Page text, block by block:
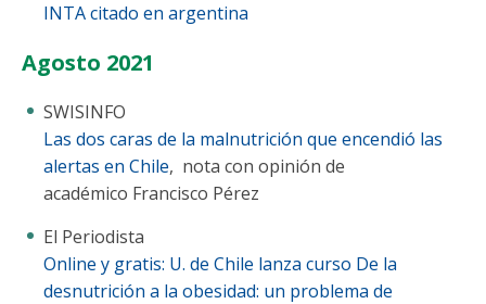
INTA citado en argentina
Agosto 2021
SWISINFO
Las dos caras de la malnutrición que encendió las
alertas en Chile, nota con opinión de
académico Francisco Pérez
El Periodista
Online y gratis: U. de Chile lanza curso De la
desnutrición a la obesidad: un problema de